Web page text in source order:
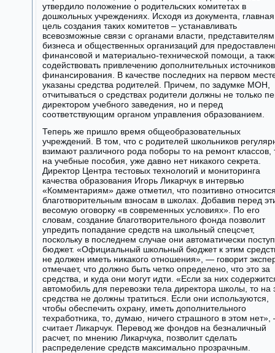
утвердило положение о родительских комитетах в
дошкольных учреждениях. Исходя из документа, главная
цель создания таких комитетов – устанавливать
всевозможные связи с органами власти,
бизнеса и общественных организаций для
финансовой и материально-технической помощи, а
содействовать привлечению дополнительных источников
финансирования. В качестве последних на первом
указаны средства родителей. Причем, по задумке МОН,
отчитываться о средствах родители должны не только
директором учебного заведения, но и перед
соответствующим органом управления образованием.
Теперь же пришло время общеобразовательных
учреждений. В том, что с родителей школьников
взимают различного рода поборы то на ремонт классов,
на учебные пособия, уже давно нет никакого секрета.
Директор Центра тестовых технологий и мониторинга
качества образования Игорь Ликарчук в интервью
«Комментариям» даже отметил, что позитивно
благотворительным взносам в школах. Добавив перед
весомую оговорку «в современных условиях». По его
словам, создание благотворительного фонда позволит
упредить попадание средств на школьный спецсчет,
поскольку в последнем случае они автоматически
бюджет. «Официальный школьный бюджет к этим
не должен иметь никакого отношения», — говорит
отмечает, что должно быть четко определено, что это за
средства, и куда они могут идти. «Если за них
автомобиль для перевозки тела директора школы, то на
средства не должны тратиться. Если они используются,
чтобы обеспечить охрану, иметь дополнительного
техработника, то, думаю, ничего страшного в этом
считает Ликарчук. Перевод же фондов на безналичный
расчет, по мнению Ликарчука, позволит сделать
распределение средств максимально прозрачным.